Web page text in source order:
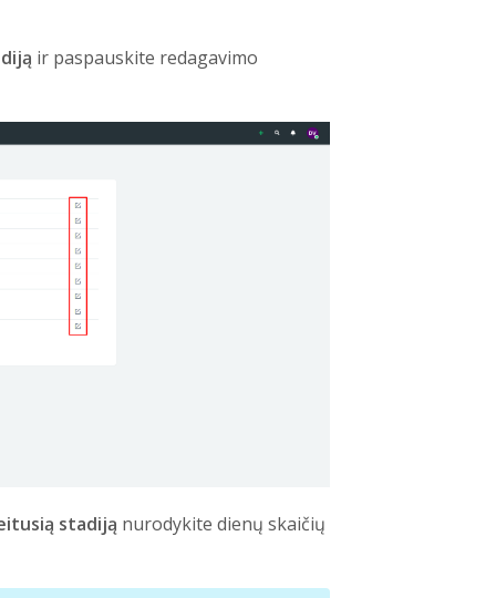
ir paspauskite redagavimo
stadiją nurodykite dienų skaičių